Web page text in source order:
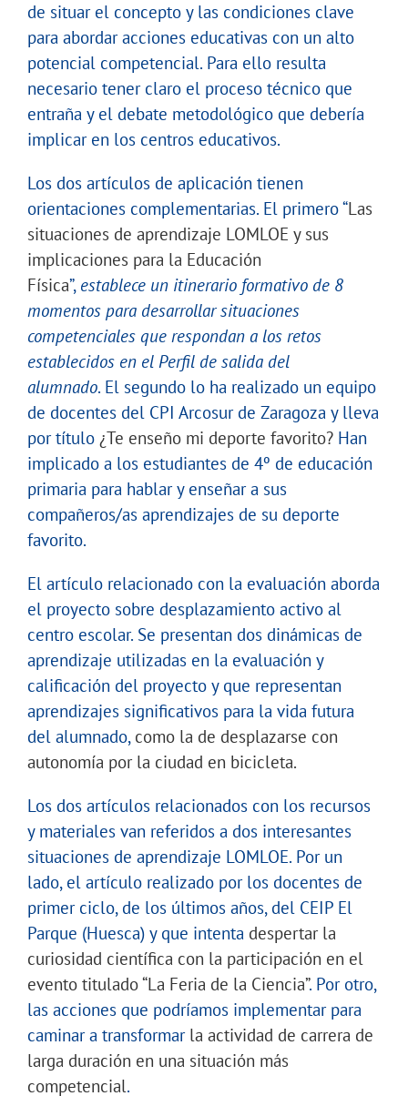
de situar el concepto y las condiciones clave
para abordar acciones educativas con un alto
potencial competencial. Para ello resulta
necesario tener claro el proceso técnico que
entraña y el debate metodológico que debería
implicar en los centros educativos.
Los dos artículos de aplicación tienen
orientaciones complementarias. El primero “Las
situaciones de aprendizaje LOMLOE y sus
implicaciones para la Educación
Física”, establece un itinerario formativo de 8
momentos para desarrollar situaciones
competenciales que respondan a los retos
establecidos en el Perfil de salida del
alumnado. El segundo lo ha realizado un equipo
de docentes del CPI Arcosur de Zaragoza y lleva
por título ¿Te enseño mi deporte favorito? Han
implicado a los estudiantes de 4º de educación
primaria para hablar y enseñar a sus
compañeros/as aprendizajes de su deporte
favorito.
El artículo relacionado con la evaluación aborda
el proyecto sobre desplazamiento activo al
centro escolar. Se presentan dos dinámicas de
aprendizaje utilizadas en la evaluación y
calificación del proyecto y que representan
aprendizajes significativos para la vida futura
del alumnado, como la de desplazarse con
autonomía por la ciudad en bicicleta.
Los dos artículos relacionados con los recursos
y materiales van referidos a dos interesantes
situaciones de aprendizaje LOMLOE. Por un
lado, el artículo realizado por los docentes de
primer ciclo, de los últimos años, del CEIP El
Parque (Huesca) y que intenta despertar la
curiosidad científica con la participación en el
evento titulado “La Feria de la Ciencia”. Por otro,
las acciones que podríamos implementar para
caminar a transformar la actividad de carrera de
larga duración en una situación más
competencial.